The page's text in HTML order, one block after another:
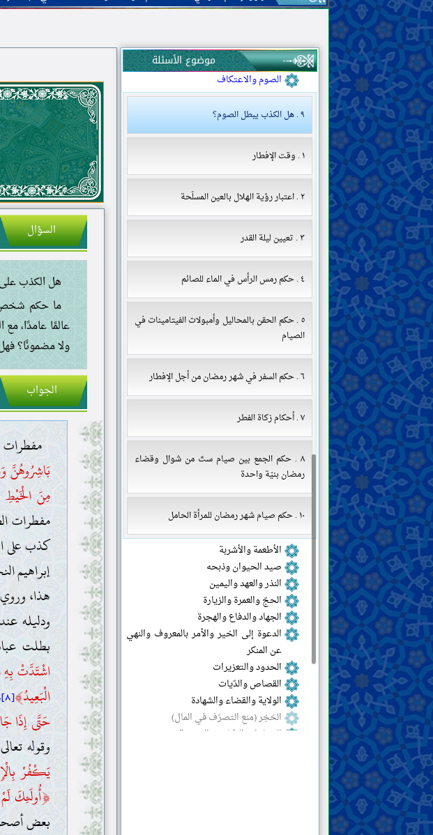
السؤال
هل الكذب
ما حكم شخص
عالمًا عامدًا،
ولا مضمونًا؟
الجواب
مفطرات
بَاشِرُوهُنَّ
مِنَ الْخَيْطِ
مفطرات
كذب على
إبراهيم النخعيّ (ت٩٦هـ) أنّه قال:
هذا،
ودليله
بطلت
اشْتَدَّتْ
الْبَعِيدُ﴾[٨]
حَتَّى إِذَا
وقوله
يَكْفُرْ
﴿أُولَئِكَ
بعض
موضوع الأسئلة
صلاة الجمعة والعيدين
المسجد
الزكاة والخمس والصدقة والوقف
الصوم والاعتكاف
٩ . هل الكذب يبطل الصوم؟
١ . وقت الإفطار
٢ . اعتبار رؤية الهلال بالعين المسلّحة
٣ . تعيين ليلة القدر
٤ . حكم رمس الرأس في الماء للصائم
٥ . حكم الحقن بالمحاليل وأمبولات الفيتامينات في
الصيام
٦ . حكم السفر في شهر رمضان من أجل الإفطار
٧ . أحكام زكاة الفطر
٨ . حكم الجمع بين صيام ستّ من شوال وقضاء
رمضان بنيّة واحدة
١٠ . حكم صيام شهر رمضان للمرأة الحامل
الأطعمة والأشربة
صيد الحيوان وذبحه
النذر والعهد واليمين
الحجّ والعمرة والزيارة
الجهاد والدفاع والهجرة
الدعوة إلى الخير والأمر بالمعروف والنهي
عن المنكر
الحدود والتعزيرات
القصاص والدّيات
الولاية والقضاء والشهادة
الحَجْر (منع التصرّف في المال)
المشاغل والمكاسب المحرّمة